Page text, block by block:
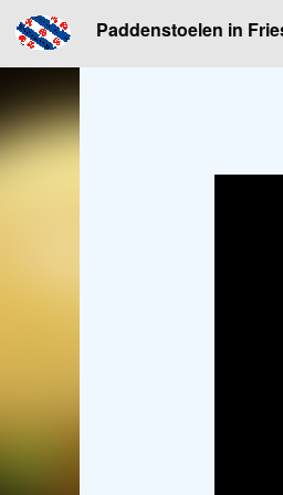
Paddenstoelen in